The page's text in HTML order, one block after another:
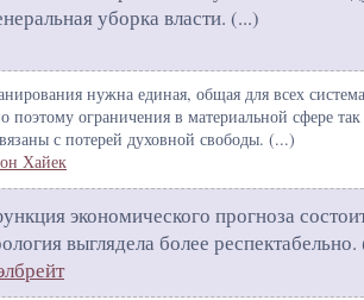
уборка власти. (...)
нужна единая, общая для всех система
поэтому ограничения в материальной сфере так
с потерей духовной свободы. (...)
Хайек
экономического прогноза
выглядела более респектабельно.